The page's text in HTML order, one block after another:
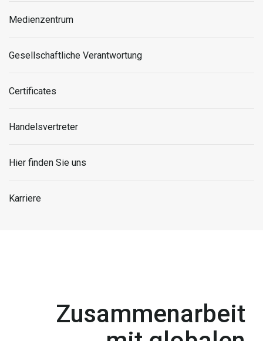
Medienzentrum
Gesellschaftliche Verantwortung
Certificates
Handelsvertreter
Hier finden Sie uns
Karriere
Zusammenarbeit